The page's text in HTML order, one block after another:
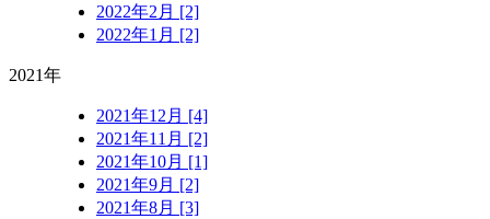
2022年2月 [2]
2022年1月 [2]
2021年
2021年12月 [4]
2021年11月 [2]
2021年10月 [1]
2021年9月 [2]
2021年8月 [3]